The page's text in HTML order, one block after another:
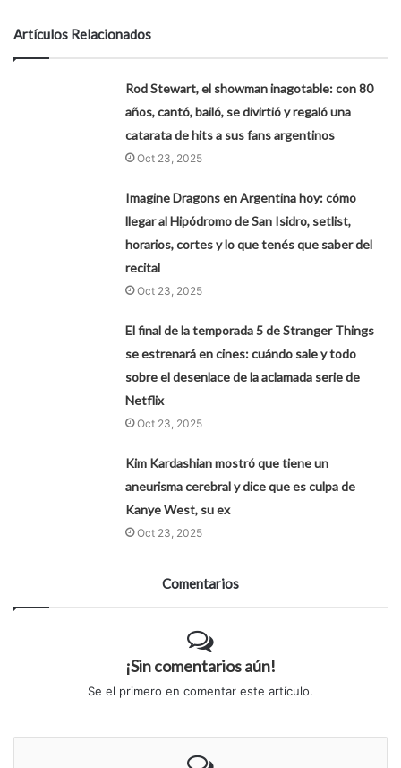
Artículos Relacionados
Rod Stewart, el showman inagotable: con 80
años, cantó, bailó, se divirtió y regaló una
catarata de hits a sus fans argentinos
Oct 23, 2025
Imagine Dragons en Argentina hoy: cómo
llegar al Hipódromo de San Isidro, setlist,
horarios, cortes y lo que tenés que saber del
recital
Oct 23, 2025
El final de la temporada 5 de Stranger Things
se estrenará en cines: cuándo sale y todo
sobre el desenlace de la aclamada serie de
Netflix
Oct 23, 2025
Kim Kardashian mostró que tiene un
aneurisma cerebral y dice que es culpa de
Kanye West, su ex
Oct 23, 2025
Comentarios
¡Sin comentarios aún!
Se el primero en comentar este artículo.